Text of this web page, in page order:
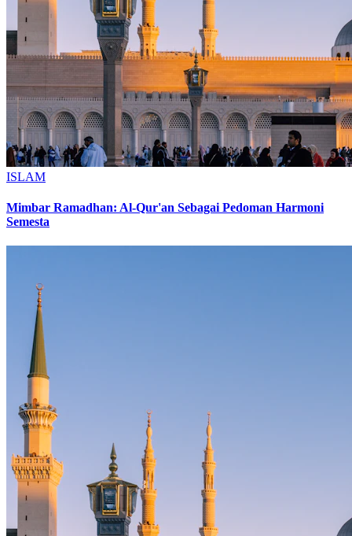
ISLAM
Mimbar Ramadhan: Al-Qur'an Sebagai Pedoman Harmoni
Semesta